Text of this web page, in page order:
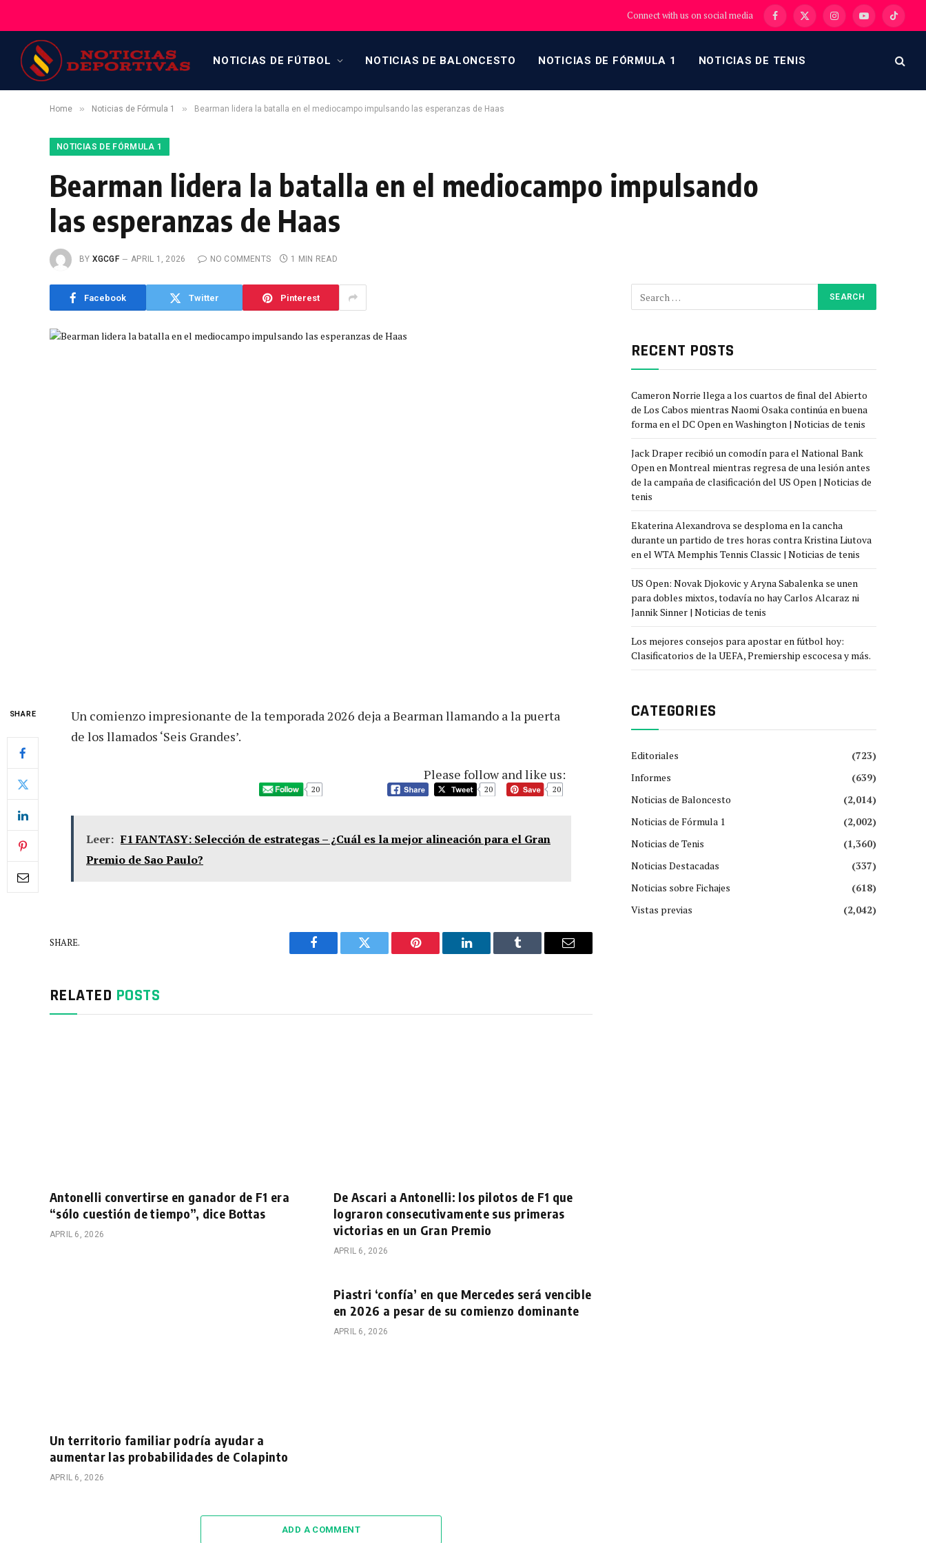
Connect with us on social media Facebook
X
InstagramYouTubeTikTok
NOTICIAS DE FÚTBOL NOTICIAS DE BALONCESTO NOTICIAS DE FÓRMULA 1 NOTICIAS DE TENIS
Home » Noticias de Fórmula 1 » Bearman lidera la batalla en el mediocampo impulsando las esperanzas de Haas
NOTICIAS DE FÓRMULA 1
Bearman lidera la batalla en el mediocampo impulsando
las esperanzas de Haas
BY XGCGF APRIL 1, 2026 NO COMMENTS 1 MIN READ
Facebook Twitter Pinterest
SHARE
Un comienzo impresionante de la temporada 2026 deja a Bearman llamando a la puerta
de los llamados ‘Seis Grandes’.
Please follow and like us:
20 20 20
Leer: F1 FANTASY: Selección de estrategas – ¿Cuál es la mejor alineación para el Gran
Premio de Sao Paulo?
SHARE.
Facebook Twitter Pinterest LinkedIn Tumblr Email
RELATED POSTS
Antonelli convertirse en ganador de F1 era
“sólo cuestión de tiempo”, dice Bottas
APRIL 6, 2026
De Ascari a Antonelli: los pilotos de F1 que
lograron consecutivamente sus primeras
victorias en un Gran Premio
APRIL 6, 2026
Un territorio familiar podría ayudar a
aumentar las probabilidades de Colapinto
APRIL 6, 2026
Piastri ‘confía’ en que Mercedes será vencible
en 2026 a pesar de su comienzo dominante
APRIL 6, 2026
ADD A COMMENT
RECENT POSTS
Cameron Norrie llega a los cuartos de final del Abierto
de Los Cabos mientras Naomi Osaka continúa en buena
forma en el DC Open en Washington | Noticias de tenis
Jack Draper recibió un comodín para el National Bank
Open en Montreal mientras regresa de una lesión antes
de la campaña de clasificación del US Open | Noticias de
tenis
Ekaterina Alexandrova se desploma en la cancha
durante un partido de tres horas contra Kristina Liutova
en el WTA Memphis Tennis Classic | Noticias de tenis
US Open: Novak Djokovic y Aryna Sabalenka se unen
para dobles mixtos, todavía no hay Carlos Alcaraz ni
Jannik Sinner | Noticias de tenis
Los mejores consejos para apostar en fútbol hoy:
Clasificatorios de la UEFA, Premiership escocesa y más.
CATEGORIES
Editoriales
(723)
Informes
(639)
Noticias de Baloncesto
(2,014)
Noticias de Fórmula 1
(2,002)
Noticias de Tenis
(1,360)
Noticias Destacadas
(337)
Noticias sobre Fichajes
(618)
Vistas previas
(2,042)